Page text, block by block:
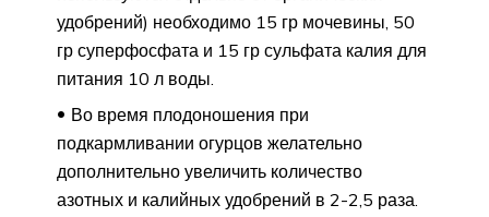
удобрений) необходимо 15 гр мочевины, 50
гр суперфосфата и 15 гр сульфата калия для
питания 10 л воды.
Во время плодоношения при
подкармливании огурцов желательно
дополнительно увеличить количество
азотных и калийных удобрений в 2-2,5 раза.